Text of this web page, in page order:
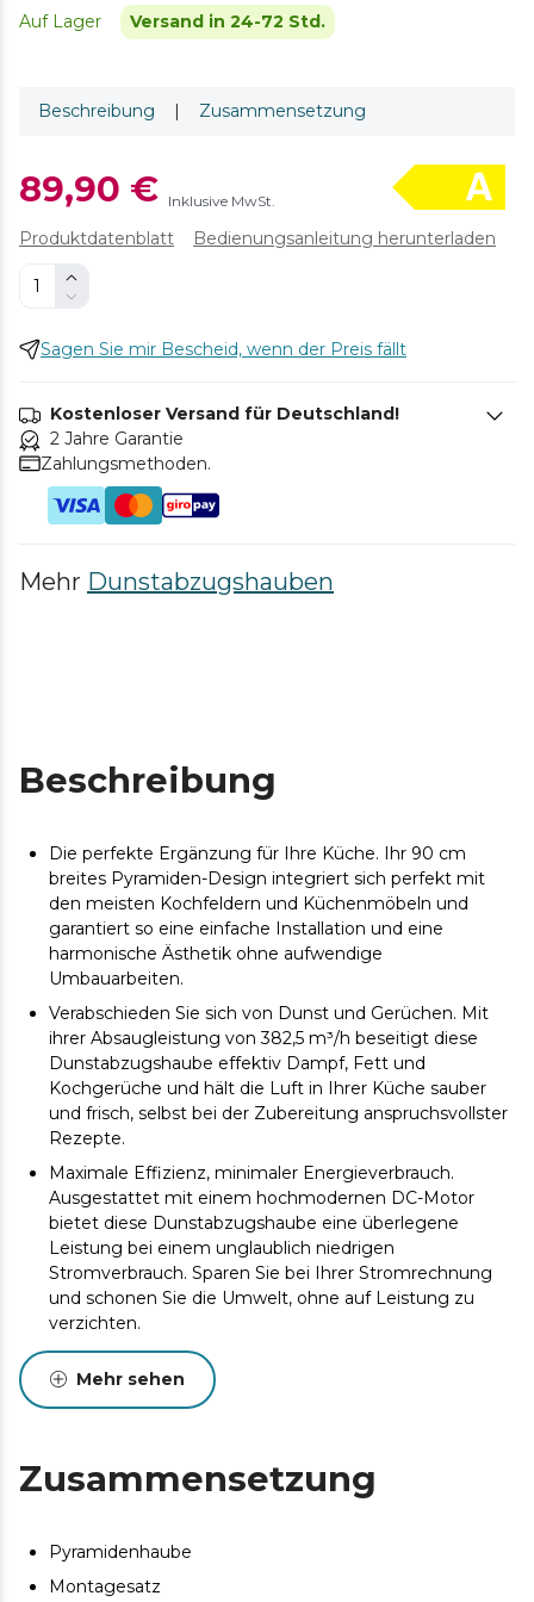
Auf Lager Versand in 24-72 Std.
Beschreibung | Zusammensetzung
89,90 € Inklusive MwSt.
Produktdatenblatt Bedienungsanleitung herunterladen
Sagen Sie mir Bescheid, wenn der Preis fällt
Kostenloser Versand für Deutschland!
2 Jahre Garantie
Zahlungsmethoden.
Mehr Dunstabzugshauben
Beschreibung
Die perfekte Ergänzung für Ihre Küche. Ihr 90 cm
breites Pyramiden-Design integriert sich perfekt mit
den meisten Kochfeldern und Küchenmöbeln und
garantiert so eine einfache Installation und eine
harmonische Ästhetik ohne aufwendige
Umbauarbeiten.
Verabschieden Sie sich von Dunst und Gerüchen. Mit
ihrer Absaugleistung von 382,5 m³/h beseitigt diese
Dunstabzugshaube effektiv Dampf, Fett und
Kochgerüche und hält die Luft in Ihrer Küche sauber
und frisch, selbst bei der Zubereitung anspruchsvollster
Rezepte.
Maximale Effizienz, minimaler Energieverbrauch.
Ausgestattet mit einem hochmodernen DC-Motor
bietet diese Dunstabzugshaube eine überlegene
Leistung bei einem unglaublich niedrigen
Stromverbrauch. Sparen Sie bei Ihrer Stromrechnung
und schonen Sie die Umwelt, ohne auf Leistung zu
verzichten.
Einfachheit und Langlebigkeit zum Greifen nah. Ihre
mechanischen Bedienelemente ermöglichen es Ihnen,
die Leistung schnell, intuitiv und zuverlässig
Bedienung, die die Zeit überdauert.
Saugleistung an Ihre Bedürfnisse an. Verwenden Sie die
niedrige Geschwindigkeit für schonendes Garen, die
mittlere für den täglichen Gebrauch und die maximale
Mehr sehen
Zusammensetzung
Pyramidenhaube
Montagesatz